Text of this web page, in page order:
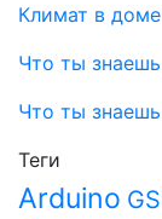
Климат в доме
Что ты
Что ты
Теги
Arduino